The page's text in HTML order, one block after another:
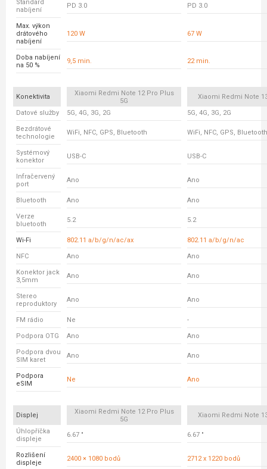
Standard
nabíjení
PD 3.0 PD 3.0
Max. výkon
drátového
nabíjení
120 W 67 W
Doba nabíjení
na 50 %
9,5 min. 22 min.
Konektivita
Xiaomi Redmi Note 12 Pro Plus
5G
Xiaomi Redmi Note
Datové služby 5G, 4G, 3G, 2G 5G, 4G, 3G, 2G
Bezdrátové
technologie
WiFi, NFC, GPS, Bluetooth WiFi, NFC, GPS, Bluetooth
Systémový
konektor
USB-C USB-C
Infračervený
port
Ano Ano
Bluetooth Ano Ano
Verze
bluetooth
5.2 5.2
Wi-Fi 802.11 a/b/g/n/ac/ax 802.11 a/b/g/n/ac
NFC Ano Ano
Konektor jack
3,5mm
Ano Ano
Stereo
reproduktory
Ano Ano
FM rádio Ne -
Podpora OTG Ano Ano
Podpora dvou
SIM karet
Ano Ano
Podpora
eSIM
Ne Ano
Displej
Xiaomi Redmi Note 12 Pro Plus
5G
Xiaomi Redmi Note
Úhlopříčka
displeje
6.67 " 6.67 "
Rozlišení
displeje
2400 × 1080 bodů 2712 x 1220 bodů